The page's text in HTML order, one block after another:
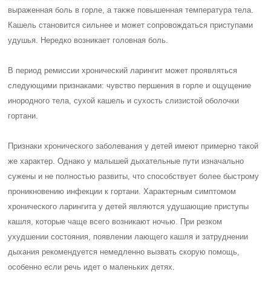
выраженная боль в горле, а также повышенная температура тела.
Кашель становится сильнее и может сопровождаться приступами
удушья. Нередко возникает головная боль.
В период ремиссии хронический ларингит может проявляться
следующими признаками: чувство першения в горле и ощущение
инородного тела, сухой кашель и сухость слизистой оболочки
гортани.
Признаки хронического заболевания у детей имеют примерно такой
же характер. Однако у малышей дыхательные пути изначально
сужены и не полностью развиты, что способствует более быстрому
проникновению инфекции к гортани. Характерным симптомом
хронического ларингита у детей являются удушающие приступы
кашля, которые чаще всего возникают ночью. При резком
ухудшении состояния, появлении лающего кашля и затруднении
дыхания рекомендуется немедленно вызвать скорую помощь,
особенно если речь идет о маленьких детях.